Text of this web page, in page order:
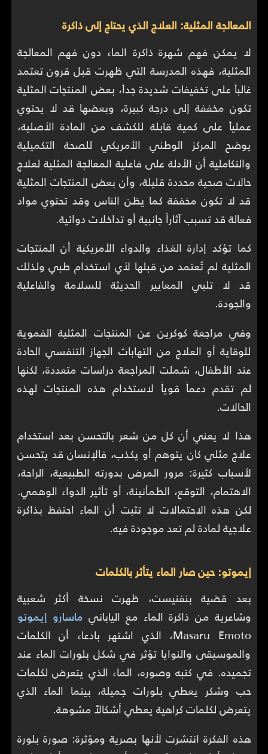
المعالجة المثلية: العلاج الذي يحتاج إلى ذاكرة
لا يمكن فهم شهرة ذاكرة الماء دون فهم المعالجة
المثلية، فهذه المدرسة التي ظهرت قبل قرون تعتمد
غالباً على تخفيفات شديدة جداً، بعض المنتجات المثلية
تكون مخففة إلى درجة كبيرة، وبعضها قد لا يحتوي
عملياً على كمية قابلة للكشف من المادة الأصلية،
يوضح المركز الوطني الأمريكي للصحة التكميلية
والتكاملية أن الأدلة على فاعلية المعالجة المثلية لعلاج
حالات صحية محددة قليلة، وأن بعض المنتجات المثلية
قد لا تكون مخففة كما يظن الناس وقد تحتوي مواد
فعالة قد تسبب آثاراً جانبية أو تداخلات دوائية.
كما تؤكد إدارة الغذاء والدواء الأمريكية أن المنتجات
المثلية لم تُعتمد من قبلها لأي استخدام طبي ولذلك
قد لا تلبي المعايير الحديثة للسلامة والفاعلية
والجودة.
وفي مراجعة كوكرين عن المنتجات المثلية الفموية
للوقاية أو العلاج من التهابات الجهاز التنفسي الحادة
عند الأطفال، شملت المراجعة دراسات متعددة، لكنها
لم تقدم دعماً قوياً لاستخدام هذه المنتجات لهذه
الحالات.
هذا لا يعني أن كل من شعر بالتحسن بعد استخدام
علاج مثلي كان يتوهم أو يكذب، فالإنسان قد يتحسن
لأسباب كثيرة: مرور المرض بدورته الطبيعية، الراحة،
الاهتمام، التوقع، الطمأنينة، أو تأثير الدواء الوهمي.
لكن هذه الاحتمالات لا تثبت أن الماء احتفظ بذاكرة
علاجية لمادة لم تعد موجودة فيه.
إيموتو: حين صار الماء يتأثر بالكلمات
بعد قضية بنفنيست، ظهرت نسخة أكثر شعبية
وشاعرية من ذاكرة الماء مع الياباني ماسارو إيموتو
Masaru Emoto، الذي اشتهر بادعاء أن الكلمات
والموسيقى والنوايا تؤثر في شكل بلورات الماء عند
تجميده. في كتبه وصوره، الماء الذي يتعرض لكلمات
حب وشكر يعطي بلورات جميلة، بينما الماء الذي
يتعرض لكلمات كراهية يعطي أشكالاً مشوهة.
هذه الفكرة انتشرت لأنها بصرية ومؤثرة: صورة بلورة